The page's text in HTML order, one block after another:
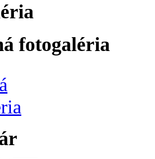
fotogaléria